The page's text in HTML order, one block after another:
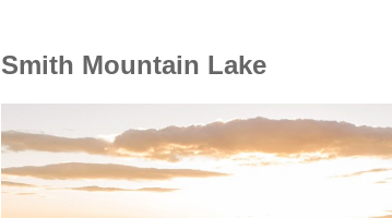
Smith Mountain Lake